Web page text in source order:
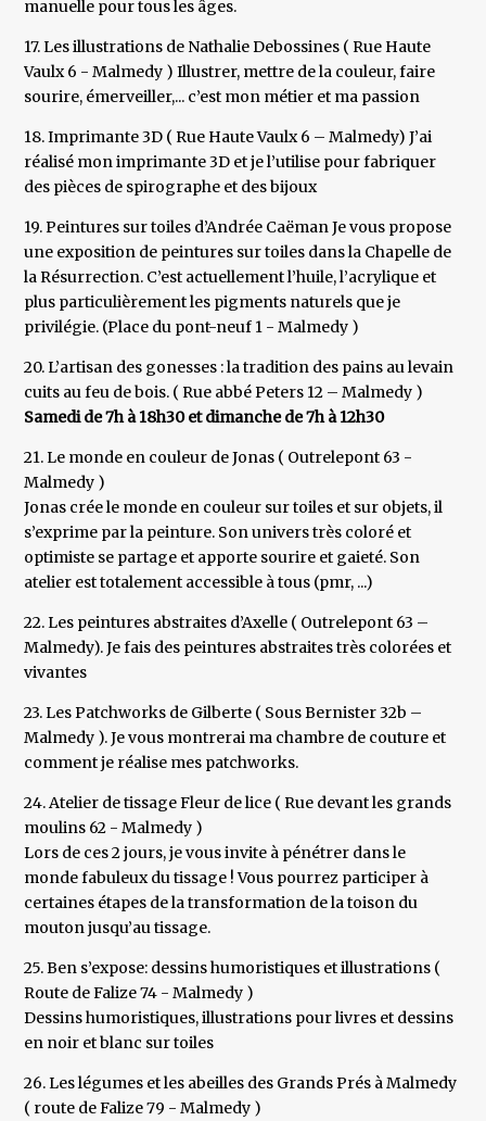
manuelle pour tous les âges.
17. Les illustrations de Nathalie Debossines ( Rue Haute
Vaulx 6 - Malmedy ) Illustrer, mettre de la couleur, faire
sourire, émerveiller,... c’est mon métier et ma passion
18. Imprimante 3D ( Rue Haute Vaulx 6 – Malmedy) J’ai
réalisé mon imprimante 3D et je l’utilise pour fabriquer
des pièces de spirographe et des bijoux
19. Peintures sur toiles d’Andrée Caëman Je vous propose
une exposition de peintures sur toiles dans la Chapelle de
la Résurrection. C’est actuellement l’huile, l’acrylique et
plus particulièrement les pigments naturels que je
privilégie. (Place du pont-neuf 1 - Malmedy )
20. L’artisan des gonesses : la tradition des pains au levain
cuits au feu de bois. ( Rue abbé Peters 12 – Malmedy )
Samedi de 7h à 18h30 et dimanche de 7h à 12h30
21. Le monde en couleur de Jonas ( Outrelepont 63 -
Malmedy )
Jonas crée le monde en couleur sur toiles et sur objets, il
s’exprime par la peinture. Son univers très coloré et
optimiste se partage et apporte sourire et gaieté. Son
atelier est totalement accessible à tous (pmr, ...)
22. Les peintures abstraites d’Axelle ( Outrelepont 63 –
Malmedy). Je fais des peintures abstraites très colorées et
vivantes
23. Les Patchworks de Gilberte ( Sous Bernister 32b –
Malmedy ). Je vous montrerai ma chambre de couture et
comment je réalise mes patchworks.
24. Atelier de tissage Fleur de lice ( Rue devant les grands
moulins 62 - Malmedy )
Lors de ces 2 jours, je vous invite à pénétrer dans le
monde fabuleux du tissage ! Vous pourrez participer à
certaines étapes de la transformation de la toison du
mouton jusqu’au tissage.
25. Ben s’expose: dessins humoristiques et illustrations (
Route de Falize 74 - Malmedy )
Dessins humoristiques, illustrations pour livres et dessins
en noir et blanc sur toiles
26. Les légumes et les abeilles des Grands Prés à Malmedy
( route de Falize 79 - Malmedy )